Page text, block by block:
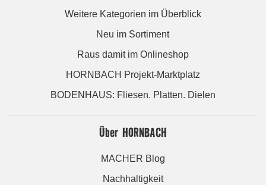
Weitere Kategorien im Überblick
Neu im Sortiment
Raus damit im Onlineshop
HORNBACH Projekt-Marktplatz
BODENHAUS: Fliesen. Platten. Dielen
Über HORNBACH
MACHER Blog
Nachhaltigkeit